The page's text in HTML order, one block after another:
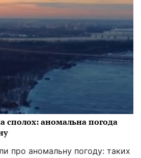
сполох: аномальна погода
про аномальну погоду: таких